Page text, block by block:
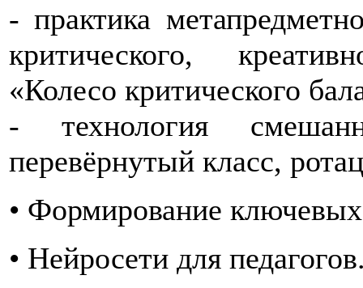
- практика
критического,
«Колесо критического
- технология
перевёрнутый класс,
• Формирование
• Нейросети для